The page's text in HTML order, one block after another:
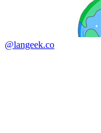
@langeek.co